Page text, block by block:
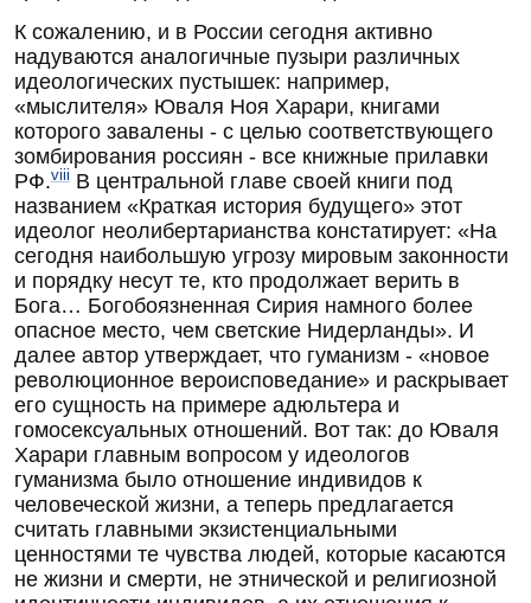
К сожалению, и в России сегодня активно
надуваются аналогичные пузыри различных
идеологических пустышек: например,
«мыслителя» Юваля Ноя Харари, книгами
которого завалены - с целью соответствующего
зомбирования россиян - все книжные прилавки
РФ.viii В центральной главе своей книги под
названием «Краткая история будущего» этот
идеолог неолибертарианства констатирует: «На
сегодня наибольшую угрозу мировым законности
и порядку несут те, кто продолжает верить в
Бога… Богобоязненная Сирия намного более
опасное место, чем светские Нидерланды». И
далее автор утверждает, что гуманизм - «новое
революционное вероисповедание» и раскрывает
его сущность на примере адюльтера и
гомосексуальных отношений. Вот так: до Юваля
Харари главным вопросом у идеологов
гуманизма было отношение индивидов к
человеческой жизни, а теперь предлагается
считать главными экзистенциальными
ценностями те чувства людей, которые касаются
не жизни и смерти, не этнической и религиозной